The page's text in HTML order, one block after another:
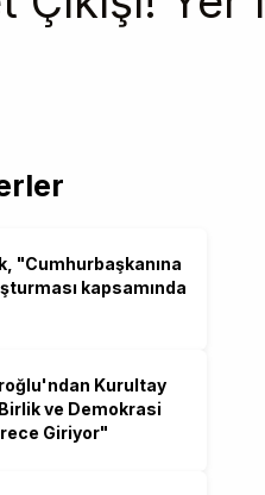
"Cumhurbaşkanına
kapsamında
Kurultay
ve Demokrasi
Giriyor"